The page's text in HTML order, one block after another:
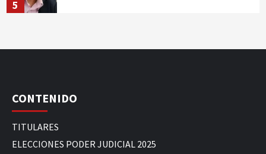
5
CONTENIDO
TITULARES
ELECCIONES PODER JUDICIAL 2025